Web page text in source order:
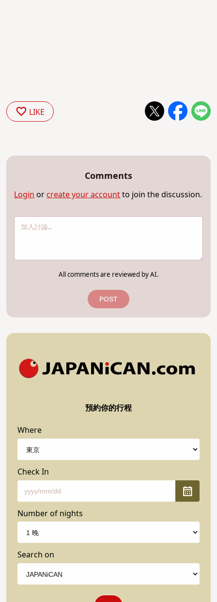
LIKE
Comments
Login or create your accountto join the discussion.
All comments are reviewed by AI.
POST
預約你的行程
Where
Check In
Number of nights
Search on